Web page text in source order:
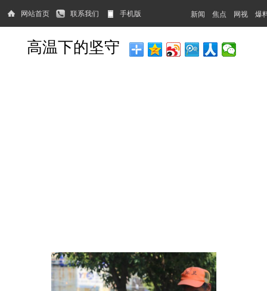
网站首页 联系我们 手机版 新闻 焦点 网视 爆
高温下的坚守